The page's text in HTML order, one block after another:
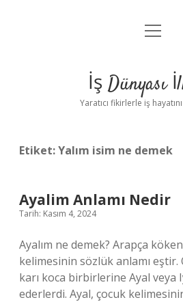
Anasayfa
Yasal Uyarı
menüyü
İş Dünyası
Yaratıcı fikirlerle iş
Etiket:Yalım isim ne demek
Ayalim Anlamı Nedir
Tarih: Kasım 4, 2024
Ayalım ne demek? Arapça
kelimesinin sözlük anlamı eştir.
karı koca birbirlerine Ayal veya
ederlerdi. Ayal, çocuk